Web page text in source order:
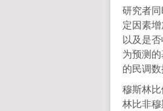
研究者
定因素
以及是
为预测
的民调数
穆斯林
林比非